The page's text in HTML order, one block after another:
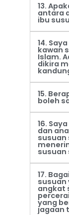
13.
antara
ibu
14.
kawan
Islam.
dikira
15.
boleh
16.
dan
susuan
susuan
17.
susuan
angkat
yang
jagaan